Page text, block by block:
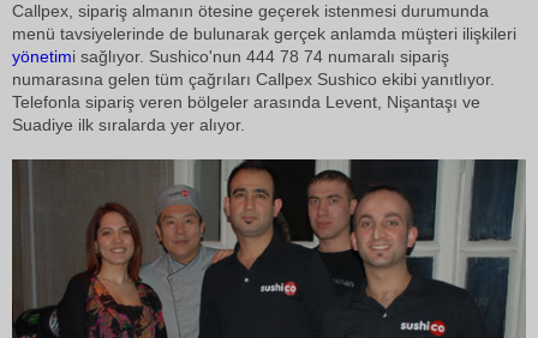
Callpex, sipariş almanın ötesine geçerek istenmesi durumunda
menü tavsiyelerinde de bulunarak gerçek anlamda müşteri ilişkileri
yönetimi sağlıyor. Sushico'nun 444 78 74 numaralı sipariş
numarasına gelen tüm çağrıları Callpex Sushico ekibi yanıtlıyor.
Telefonla sipariş veren bölgeler arasında Levent, Nişantaşı ve
Suadiye ilk sıralarda yer alıyor.